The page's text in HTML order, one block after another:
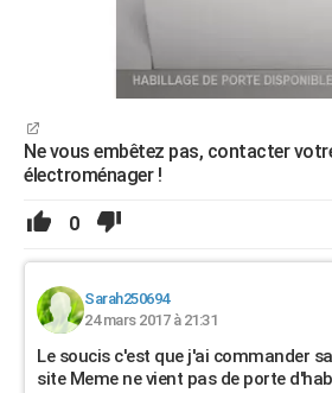
Ne vous embêtez pas, contacter
électroménager !
0
Sarah250694
24 mars 2017 à 21:31
Le soucis c'est que j'ai commander
site Meme ne vient pas de porte